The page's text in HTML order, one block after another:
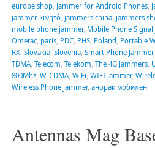
europe shop, Jammer for Android Phones,
jammer κινητό, jammers china, jammers
mobile phone jammer, Mobile Phone Signal
Ometac, paris, PDC, PHS, Poland Portable
RX, Slovakia, Slovenia, Smart Phone Jammer,
TDMA, Telecom Telekom The 4G Jammers,
800Mhz, W-CDMA, WiFi WIFI Jammer,
Wireless Phone Jammer, анорак мобилен
Antennas Mag